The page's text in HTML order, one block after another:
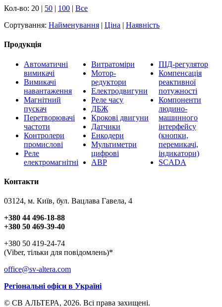
Кол-во: 20 | 50 | 100 | Все
Сортування: Найменування | Ціна | Наявність
Продукція
Автоматичні
вимикачі
Вимикачі
навантаження
Магнітний
пускач
Перетворювачі
частоти
Контролери
промислові
Реле
електромагнітні
Витратоміри
Мотор-
редуктори
Електродвигуни
Реле часу
ДБЖ
Крокові двигуни
Датчики
Енкодери
Мультиметри
цифрові
АВР
ПІД-регулятор
Компенсація
реактивної
потужності
Компоненти
людино-
машинного
інтерфейсу
(кнопки,
перемикачі,
індикатори)
SCADA
Контакти
03124, м. Київ, бул. Вацлава Гавела, 4
+380 44 496-18-88
+380 50 469-39-40
+380 50 419-24-74
(Viber, тільки для повідомлень)*
office@sv-altera.com
Регіональні офіси в Україні
© СВ АЛЬТЕРА, 2026. Всі права захищені.